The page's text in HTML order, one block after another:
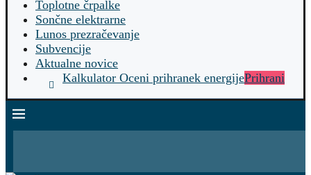
Toplotne črpalke
Sončne elektrarne
Lunos prezračevanje
Subvencije
Aktualne novice
Kalkulator Oceni prihranek energijePrihrani